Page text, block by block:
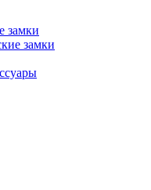
замки
замки